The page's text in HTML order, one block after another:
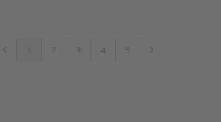
1 2 3 4 5